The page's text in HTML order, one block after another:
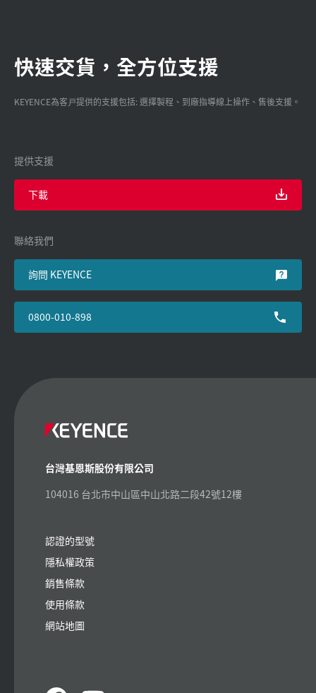
快速交貨，全方位支援
KEYENCE為客戸提供的支援包括: 選擇製程、到廠指導線上操作、售後支援。
提供支援
下載
聯絡我們
詢問 KEYENCE
0800-010-898
台灣基恩斯股份有限公司
104016 台北市中山區中山北路二段42號12樓
認證的型號
隱私權政策
銷售條款
使用條款
網站地圖